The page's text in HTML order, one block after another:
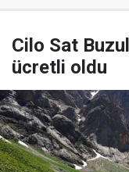
Cilo Sat
ücretli oldu